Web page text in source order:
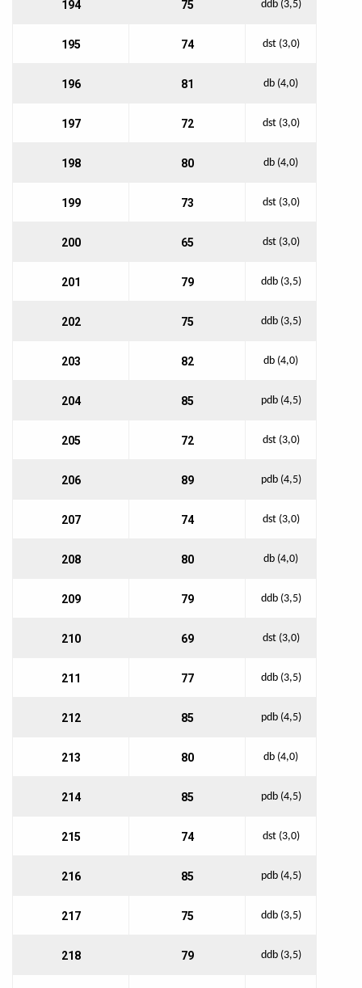
194 75 ddb (3,5)
195 74 dst (3,0)
196 81 db (4,0)
197 72 dst (3,0)
198 80 db (4,0)
199 73 dst (3,0)
200 65 dst (3,0)
201 79 ddb (3,5)
202 75 ddb (3,5)
203 82 db (4,0)
204 85 pdb (4,5)
205 72 dst (3,0)
206 89 pdb (4,5)
207 74 dst (3,0)
208 80 db (4,0)
209 79 ddb (3,5)
210 69 dst (3,0)
211 77 ddb (3,5)
212 85 pdb (4,5)
213 80 db (4,0)
214 85 pdb (4,5)
215 74 dst (3,0)
216 85 pdb (4,5)
217 75 ddb (3,5)
218 79 ddb (3,5)